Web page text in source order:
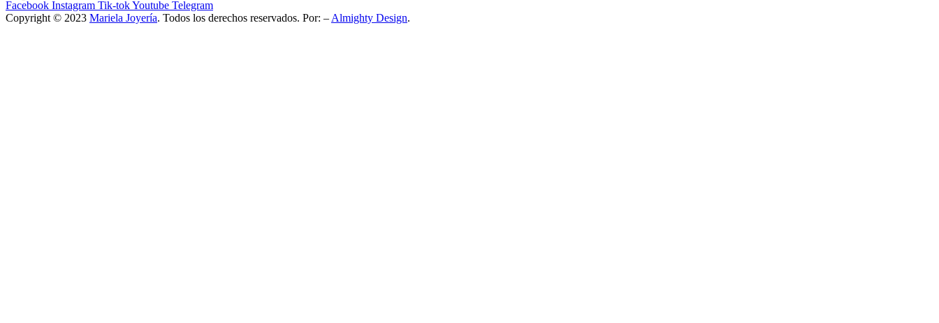
Facebook Instagram Tik-tokYoutube Telegram
Copyright © 2023 Mariela Joyería. Todos los derechos reservados. Por: –Almighty Design.